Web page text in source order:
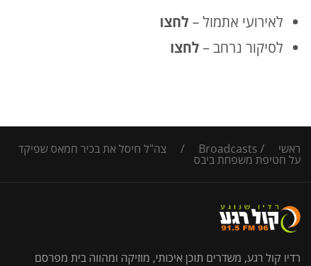
לאירועי אתמול –לחצו
לסיקור נרחב –לחצו
ראשי /
Broadcasts
/ צה"ל חיסל את בכיר חמאס שפיקד
על חטיפת משפחת ביבס
רדיו קול רגע, משדרים תוכן איכותי, מוזיקה ומהווה בית מפרסם